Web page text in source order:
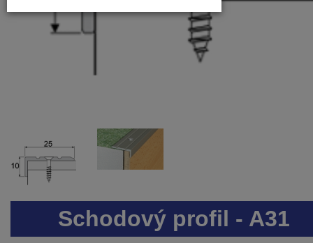
Schodový profil - A31